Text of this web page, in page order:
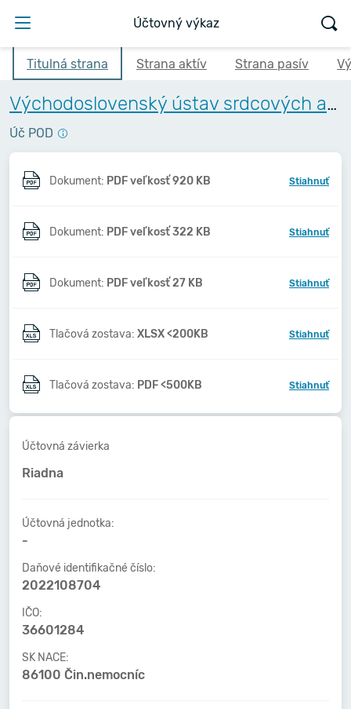
Účtovný výkaz
Titulná strana Strana aktív Strana pasív
Východoslovenský ústav srdcových a cievnych chorôb, a.s.
Úč POD
Dokument: PDF veľkosť 920 KB Stiahnuť
Dokument: PDF veľkosť 322 KB Stiahnuť
Dokument: PDF veľkosť 27 KB Stiahnuť
Tlačová zostava: XLSX <200KB Stiahnuť
Tlačová zostava: PDF <500KB Stiahnuť
Účtovná závierka
Riadna
Účtovná jednotka:
-
Daňové identifikačné číslo:
2022108704
IČO:
36601284
SK NACE:
86100 Čin.nemocníc